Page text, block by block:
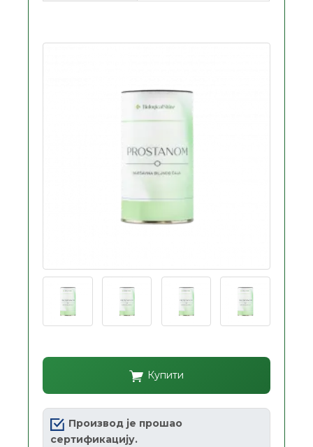
Купити
Производ је прошао
сертификацију.